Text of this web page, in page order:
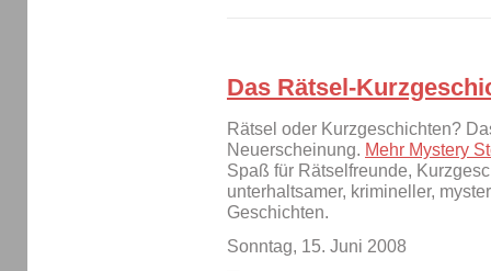
Das Rätsel-
Rätsel oder Kurzgeschichten?
Neuerscheinung. Mehr Mystery
Spaß für Rätselfreunde,
unterhaltsamer, krimineller,
Geschichten.
Sonntag, 15. Juni 2008